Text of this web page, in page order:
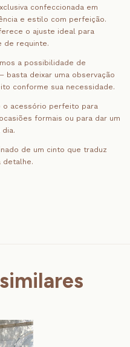
confeccionada em
e estilo com perfeição.
o ajuste ideal para
de requinte.
a possibilidade de
basta deixar uma observação
conforme sua necessidade.
o acessório perfeito para
formais ou para dar um
de um cinto que traduz
detalhe.